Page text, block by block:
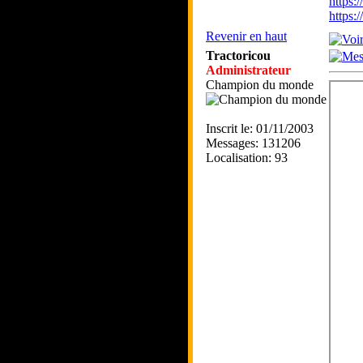
Revenir en haut
Tractoricou
Administrateur
Champion du monde
Inscrit le: 01/11/2003
Messages: 131206
Localisation: 93